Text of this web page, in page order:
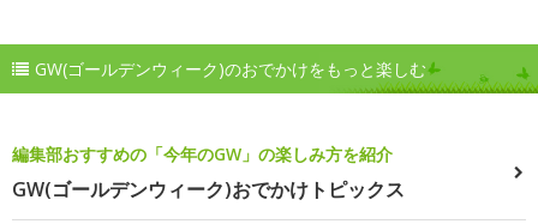
GW(ゴールデンウィーク)のおでかけをもっと楽しむ
編集部おすすめの「今年のGW」の楽しみ方を紹介
GW(ゴールデンウィーク)おでかけトピックス